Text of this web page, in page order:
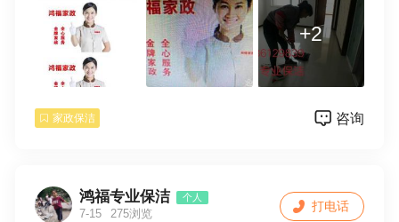
服务项目：
1，专业承接家庭〔单位〕保洁，新房开荒保
洁，旧居保洁，家庭保洁包括擦玻璃，门窗，
地面清洁，地角线，厨房，卫生间等保洁（烟
业保洁。
洗，输通下水道，换窗纱，拆装空调等一系列
家庭服务。
+2
家政保洁 咨询
鸿福专业保洁 个人
7-15 275浏览
打电话